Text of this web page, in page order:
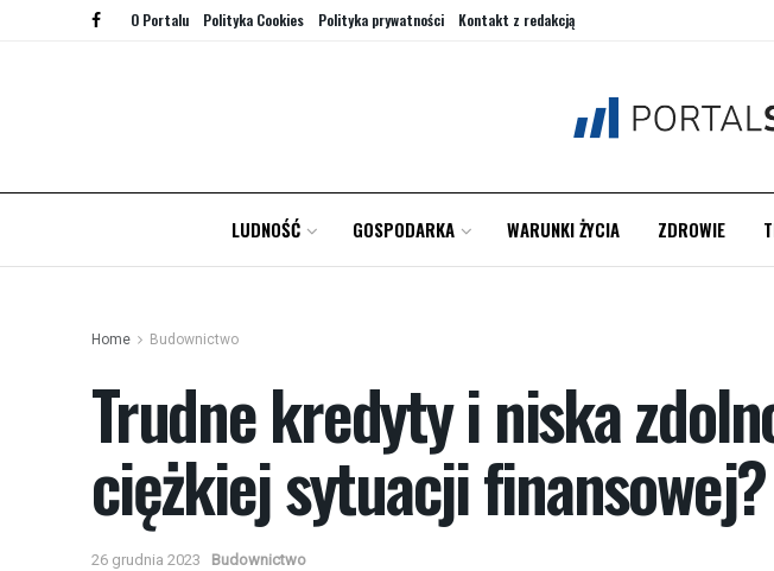
O Portalu Polityka Cookies Polityka prywatności Kontakt z redakcją
LUDNOŚĆ GOSPODARKA WARUNKI ŻYCIA ZDROWIE
Home Budownictwo
Trudne kredyty i niska
ciężkiej sytuacji finansowej?
26 grudnia 2023 Budownictwo